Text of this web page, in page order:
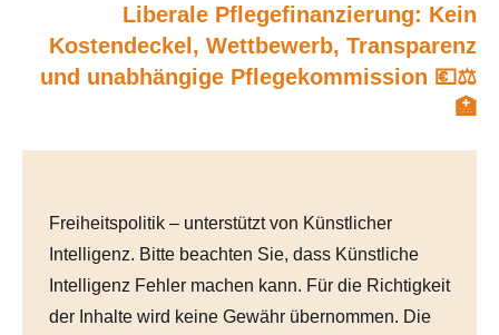
Liberale Pflegefinanzierung: Kein
Kostendeckel, Wettbewerb, Transparenz
und unabhängige Pflegekommission 💶⚖️
🏥
Freiheitspolitik – unterstützt von Künstlicher
Intelligenz. Bitte beachten Sie, dass Künstliche
Intelligenz Fehler machen kann. Für die Richtigkeit
der Inhalte wird keine Gewähr übernommen. Die